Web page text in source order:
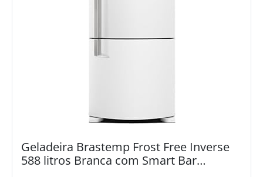
Geladeira Brastemp Frost Free Inverse
588 litros Branca com Smart Bar